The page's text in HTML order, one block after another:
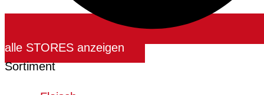
alle STORES anzeigen
Sortiment